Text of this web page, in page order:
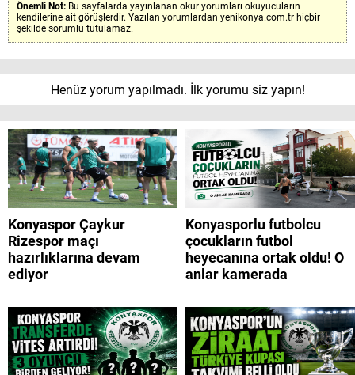
Önemli Not: Bu sayfalarda yayınlanan okur yorumları okuyucuların
kendilerine ait görüşlerdir. Yazılan yorumlardan yenikonya.com.tr hiçbir
şekilde sorumlu tutulamaz.
Henüz yorum yapılmadı. İlk yorumu siz yapın!
Konyaspor Çaykur
Rizespor maçı
hazırlıklarına devam
ediyor
Konyasporlu futbolcu
çocukların futbol
heyecanına ortak oldu! O
anlar kamerada